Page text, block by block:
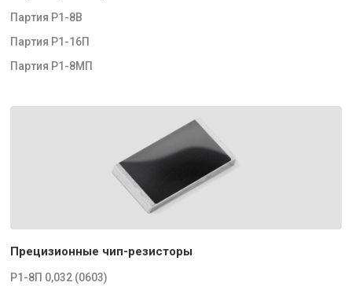
Партия Р1-8В
Партия Р1-16П
Партия Р1-8МП
Прецизионные чип-резисторы
Р1-8П 0,032 (0603)